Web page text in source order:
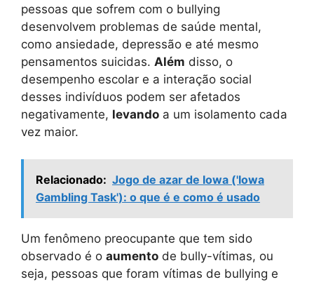
pessoas que sofrem com o bullying
desenvolvem problemas de saúde mental,
como ansiedade, depressão e até mesmo
pensamentos suicidas. Além disso, o
desempenho escolar e a interação social
desses indivíduos podem ser afetados
negativamente, levando a um isolamento cada
vez maior.
Relacionado: Jogo de azar de Iowa ('Iowa
Gambling Task'): o que é e como é usado
Um fenômeno preocupante que tem sido
observado é o aumento de bully-vítimas, ou
seja, pessoas que foram vítimas de bullying e